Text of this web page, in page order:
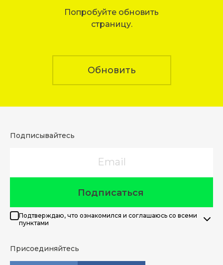
Попробуйте обновить
страницу.
Обновить
Подписывайтесь
Подписаться
Подтверждаю, что ознакомился и соглашаюсь со всеми
пунктами
Присоединяйтесь